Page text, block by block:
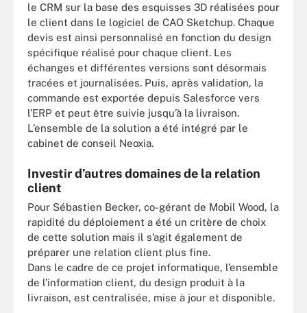
le CRM sur la base des esquisses 3D réalisées pour
le client dans le logiciel de CAO Sketchup. Chaque
devis est ainsi personnalisé en fonction du design
spécifique réalisé pour chaque client. Les
échanges et différentes versions sont désormais
tracées et journalisées. Puis, après validation, la
commande est exportée depuis Salesforce vers
l’ERP et peut être suivie jusqu’à la livraison.
L’ensemble de la solution a été intégré par le
cabinet de conseil Neoxia.
Investir d’autres domaines de la relation
client
Pour Sébastien Becker, co-gérant de Mobil Wood, la
rapidité du déploiement a été un critère de choix
de cette solution mais il s’agit également de
préparer une relation client plus fine.
Dans le cadre de ce projet informatique, l’ensemble
de l’information client, du design produit à la
livraison, est centralisée, mise à jour et disponible.